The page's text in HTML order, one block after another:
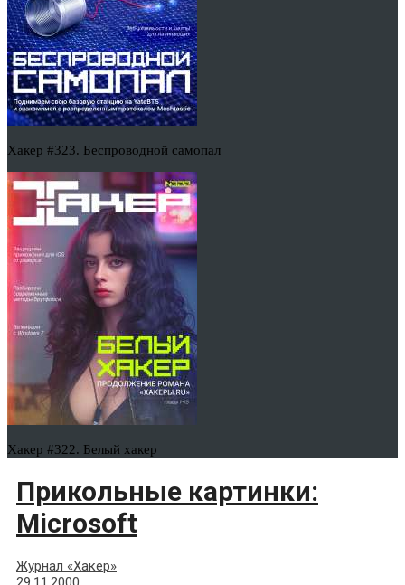
Хакер #323. Беспроводной самопал
Хакер #322. Белый хакер
Прикольные картинки:
Microsoft
Журнал «Хакер»